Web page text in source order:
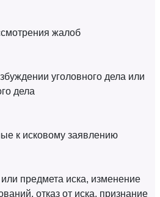
жалоб
уголовного дела или
дела
к исковому заявлению
предмета иска, изменение
отказ от иска, признание